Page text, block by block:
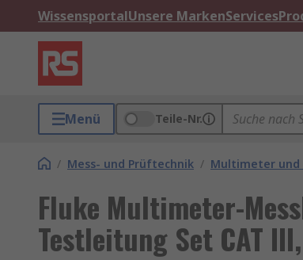
WissensportalUnsere MarkenServices
Menü Teile-Nr.
/ Mess- und Prüftechnik / Multimeter und
Fluke Multimeter-
Testleitung Set CAT